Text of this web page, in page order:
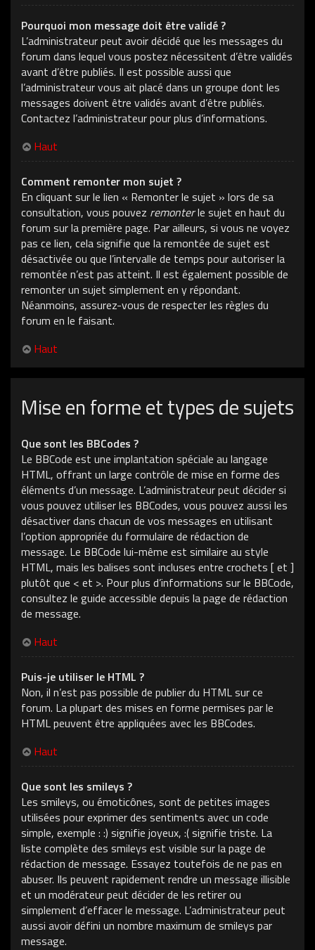
Pourquoi mon message doit être validé ?
L’administrateur peut avoir décidé que les messages du
forum dans lequel vous postez nécessitent d’être validés
avant d’être publiés. Il est possible aussi que
l’administrateur vous ait placé dans un groupe dont les
messages doivent être validés avant d’être publiés.
Contactez l’administrateur pour plus d’informations.
Haut
Comment remonter mon sujet ?
En cliquant sur le lien « Remonter le sujet » lors de sa
consultation, vous pouvez remonterle sujet en haut du
forum sur la première page. Par ailleurs, si vous ne voyez
pas ce lien, cela signifie que la remontée de sujet est
désactivée ou que l’intervalle de temps pour autoriser la
remontée n’est pas atteint. Il est également possible de
remonter un sujet simplement en y répondant.
Néanmoins, assurez-vous de respecter les règles du
forum en le faisant.
Haut
Mise en forme et types de sujets
Que sont les BBCodes ?
Le BBCode est une implantation spéciale au langage
HTML, offrant un large contrôle de mise en forme des
éléments d’un message. L’administrateur peut décider si
vous pouvez utiliser les BBCodes, vous pouvez aussi les
désactiver dans chacun de vos messages en utilisant
l’option appropriée du formulaire de rédaction de
message. Le BBCode lui-même est similaire au style
HTML, mais les balises sont incluses entre crochets [ et ]
plutôt que < et >. Pour plus d’informations sur le BBCode,
consultez le guide accessible depuis la page de rédaction
de message.
Haut
Puis-je utiliser le HTML ?
Non, il n’est pas possible de publier du HTML sur ce
forum. La plupart des mises en forme permises par le
HTML peuvent être appliquées avec les BBCodes.
Haut
Que sont les smileys ?
Les smileys, ou émoticônes, sont de petites images
utilisées pour exprimer des sentiments avec un code
simple, exemple : :) signifie joyeux, :( signifie triste. La
liste complète des smileys est visible sur la page de
rédaction de message. Essayez toutefois de ne pas en
abuser. Ils peuvent rapidement rendre un message illisible
et un modérateur peut décider de les retirer ou
simplement d’effacer le message. L’administrateur peut
aussi avoir défini un nombre maximum de smileys par
message.